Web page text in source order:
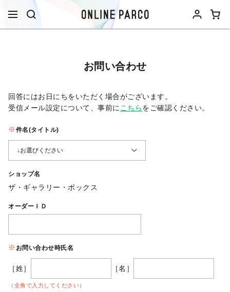
お問い合わせ
回答にはお日にちをいただく場合がございます。
受信メール設定について、事前に こちらをご確認ください。​
件名(タイトル)
ショップ名
ザ・ギャラリー・ボックス
オーダーＩＤ
お問い合わせ時氏名
［姓］ ［名］
（全角で入力してください）